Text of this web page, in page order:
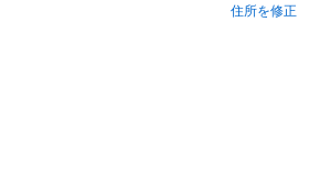
住所を修正